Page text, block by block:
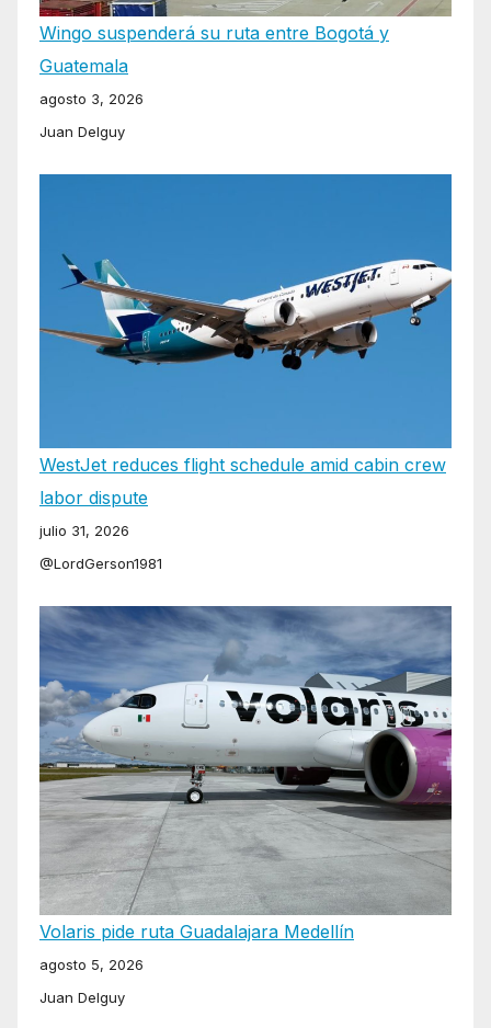
Wingo suspenderá su ruta entre Bogotá y
Guatemala
agosto 3, 2026
Juan Delguy
WestJet reduces flight schedule amid cabin crew
labor dispute
julio 31, 2026
@LordGerson1981
Volaris pide ruta Guadalajara Medellín
agosto 5, 2026
Juan Delguy